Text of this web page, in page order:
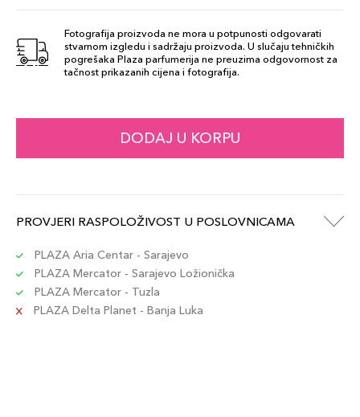
260 Cashmere
Šifra artikla
131,00 KM
140 Porcelain
250 Sand
729238217713
131,00 KM
310 Silk
Šifra artikla
Fotografija proizvoda ne mora u potpunosti odgovarati
stvarnom izgledu i sadržaju proizvoda. U slučaju tehničkih
pogrešaka Plaza parfumerija ne preuzima odgovornost za
tačnost prikazanih cijena i fotografija.
DODAJ U KORPU
PROVJERI RASPOLOŽIVOST U POSLOVNICAMA
PLAZA Aria Centar - Sarajevo
PLAZA Mercator - Sarajevo Ložionička
PLAZA Mercator - Tuzla
PLAZA Delta Planet - Banja Luka